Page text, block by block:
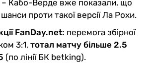
– Кабо-Верде вже показали, що
проти такої версії Ла Рохи.
FanDay.net: перемога збірної
3:1, тотал матчу більше 2.5
(по лінії БК betking).